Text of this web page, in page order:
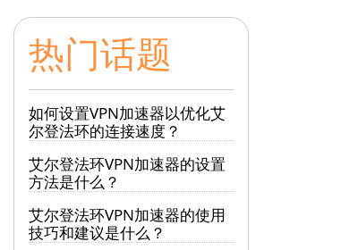
热门话题
如何设置VPN加速器以优化艾
尔登法环的连接速度？
艾尔登法环VPN加速器的设置
方法是什么？
艾尔登法环VPN加速器的使用
技巧和建议是什么？